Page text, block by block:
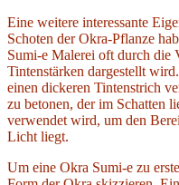
Eine weitere interessante
Schoten der Okra-Pflanze
Sumi-e Malerei oft durch die
Tintenstärken dargestellt
einen dickeren Tintenstrich
zu betonen, der im Schatten
verwendet wird, um den
Licht liegt.
Um eine Okra Sumi-e zu